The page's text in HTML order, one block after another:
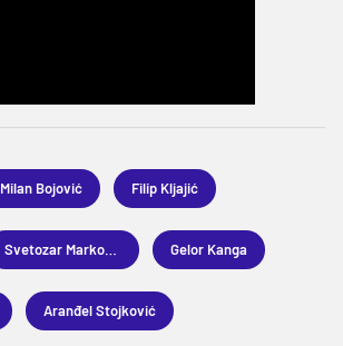
Milan Bojović Filip Kljajić
Svetozar Marković Gelor Kanga
Aranđel Stojković